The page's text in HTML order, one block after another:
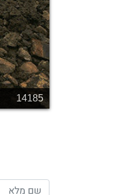
14185